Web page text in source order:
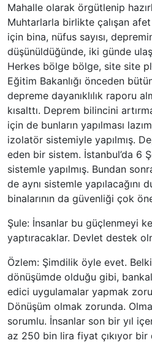
Mahalle olarak örgütlenip
Muhtarlarla birlikte çalışan
için bina, nüfus sayısı,
düşünüldüğünde, iki günde
Herkes bölge bölge, site site
Eğitim Bakanlığı önceden
depreme dayanıklılık raporu
kısalttı. Deprem bilincini
için de bunların yapılması
izolatör sistemiyle yapılmış.
eden bir sistem. İstanbul’da 6
sistemle yapılmış. Bundan
de aynı sistemle yapılacağını
binalarının da güvenliği çok
Şule: İnsanlar bu güçlenmeyi
yaptıracaklar. Devlet destek
Özlem: Şimdilik öyle evet.
dönüşümde olduğu gibi,
edici uygulamalar yapmak
Dönüşüm olmak zorunda.
sorumlu. İnsanlar son bir yıl
az 250 bin lira fiyat çıkıyor bir